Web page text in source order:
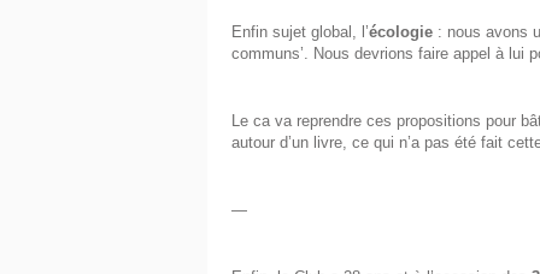
Enfin sujet global, l’écologie : nous avons
communs’. Nous devrions faire appel à lui
Le ca va reprendre ces propositions pour
autour d’un livre, ce qui n’a pas été fait
—